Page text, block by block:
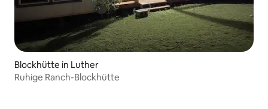
Blockhütte in Luther
Ruhige Ranch-Blockhütte